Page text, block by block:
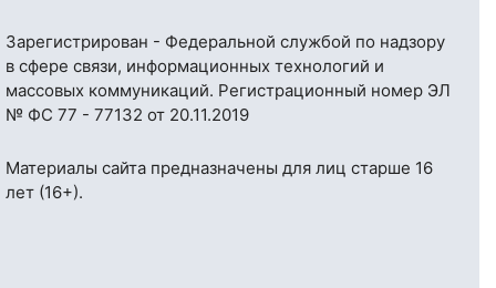
Зарегистрирован - Федеральной службой по надзору
в сфере связи, информационных технологий и
массовых коммуникаций. Регистрационный номер ЭЛ
№ ФС 77 - 77132 от 20.11.2019
Материалы сайта предназначены для лиц старше 16
лет (16+).